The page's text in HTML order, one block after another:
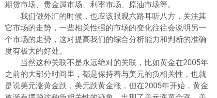
日本語
Tiếng việt
ไทย
期货市场、贵金属市场、利率市场、原油市场等。
我们做外汇的时候，也应该眼观六路耳听八方，关注其
它市场的走势，一些相关性强的市场的变化往往会说明另一
个市场的走势，这对提高我们的综合分析能力和判断的准确
度有极大的好处。
当然这种关联不是永远绝对的关联，比如黄金在2005年
之前的大部分时间里，都是保持着与美元的负相关性，也就
是说美元涨黄金跌，美元跌黄金涨，但在2005年开始，黄金